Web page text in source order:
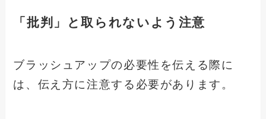
「批判」と取られないよう注意
ブラッシュアップの必要性を伝える際に
は、伝え方に注意する必要があります。